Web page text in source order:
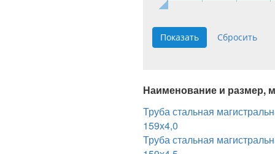
Наименование и размер,
Труба стальная
159х4,0
Труба стальная